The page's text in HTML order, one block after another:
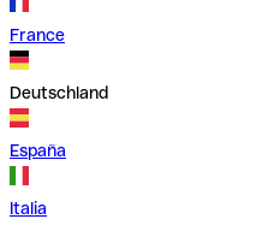
France
Deutschland
España
Italia